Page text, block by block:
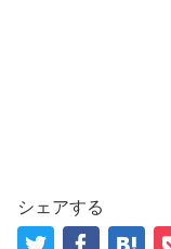
シェアする